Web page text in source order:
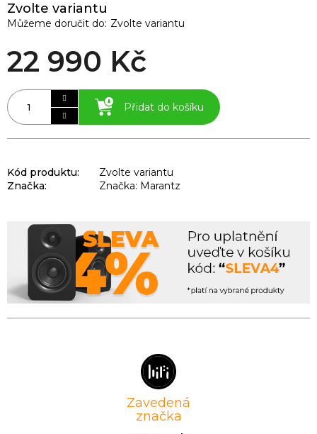
Zvolte variantu
Můžeme doručit do: Zvolte variantu
22 990 Kč
Přidat do košíku
Kód produktu:
Zvolte variantu
Značka:
Značka: Marantz
Zavedená
značka